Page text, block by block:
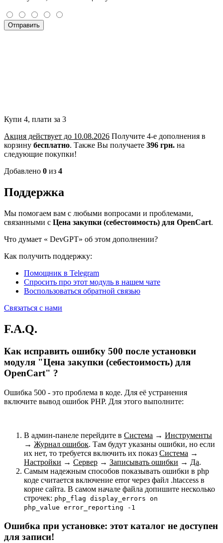
Отправить
Купи 4, плати за 3
Акция действует до 10.08.2026 Получите 4-е дополнения в
корзину бесплатно. Также Вы получаете 396 грн. на
следующие покупки!
Добавлено 0 из 4
Поддержка
Мы помогаем вам с любыми вопросами и проблемами,
связанными с Цена закупки (себестоимость) для OpenCart.
Что думает « DevGPT» об этом дополнении?
Как получить поддержку:
Помощник в Telegram
Спросить про этот модуль в нашем чате
Воспользоваться обратной связью
Связаться с нами
F.A.Q.
Как исправить ошибку 500 после установки
модуля "Цена закупки (себестоимость) для
OpenCart" ?
Ошибка 500 - это проблема в коде. Для её устранения
включите вывод ошибок PHP. Для этого выполните:
В админ-панеле перейдите в Система → Инструменты
→ Журнал ошибок. Там будут указаны ошибки, но если
их нет, то требуется включить их показ Система →
Настройки → Сервер → Записывать ошибки → Да.
Самым надежным способов показывать ошибки в php
коде считается включение error через файл .htaccess в
корне сайта. В самом начале файла допишите несколько
строчек: php_flag display_errors on
php_value error_reporting -1
Ошибка при установке: этот каталог не доступен
для записи!